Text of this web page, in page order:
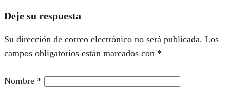
Deje su respuesta
Su dirección de correo electrónico no será publicada. Los
campos obligatorios están marcados con *
Nombre *